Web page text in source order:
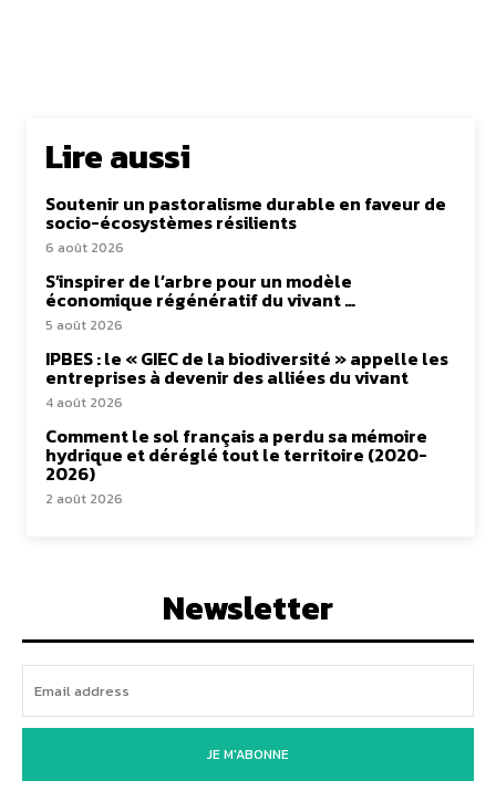
Lire aussi
Soutenir un pastoralisme durable en faveur de
socio-écosystèmes résilients
6 août 2026
S’inspirer de l’arbre pour un modèle
économique régénératif du vivant …
5 août 2026
IPBES : le « GIEC de la biodiversité » appelle les
entreprises à devenir des alliées du vivant
4 août 2026
Comment le sol français a perdu sa mémoire
hydrique et déréglé tout le territoire (2020-
2026)
2 août 2026
Newsletter
JE M'ABONNE